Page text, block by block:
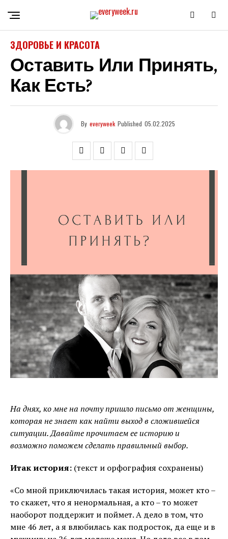
ЗДОРОВЬЕ И КРАСОТА
Оставить Или Принять,
Как Есть?
By everyweek Published 05.02.2025
На днях, ко мне на почту пришло письмо от женщины,
которая не знает как найти выход в сложившейся
ситуации. Давайте прочитаем ее историю и
возможно поможем сделать правильный выбор.
Итак история: (текст и орфография сохранены)
«Со мной приключилась такая история, может кто –
то скажет, что я ненормальная, а кто – то может
наоборот поддержит и поймет. А дело в том, что
мне 46 лет, а я влюбилась как подросток, да еще и в